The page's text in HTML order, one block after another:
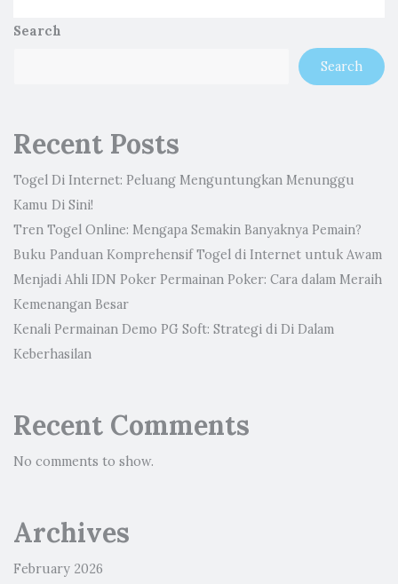
Search
Search
Recent Posts
Togel Di Internet: Peluang Menguntungkan Menunggu
Kamu Di Sini!
Tren Togel Online: Mengapa Semakin Banyaknya Pemain?
Buku Panduan Komprehensif Togel di Internet untuk Awam
Menjadi Ahli IDN Poker Permainan Poker: Cara dalam Meraih
Kemenangan Besar
Kenali Permainan Demo PG Soft: Strategi di Di Dalam
Keberhasilan
Recent Comments
No comments to show.
Archives
February 2026